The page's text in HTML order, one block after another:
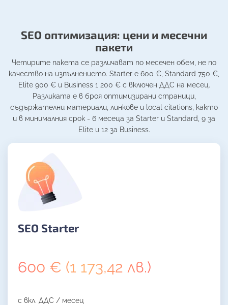
SEO оптимизация: цени и месечни
пакети
Четирите пакета се различават по месечен обем, не по
качество на изпълнението. Starter е 600 €, Standard 750 €,
Elite 900 € и Business 1 200 € с включен ДДС на месец.
Разликата е в броя оптимизирани страници,
съдържателни материали, линкове и local citations, както
и в минималния срок - 6 месеца за Starter и Standard, 9 за
Elite и 12 за Business.
SEO Starter
600 € (1 173,42 лв.)
с вкл. ДДС / месец